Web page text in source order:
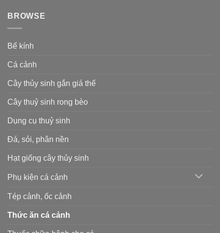
BROWSE
Bể kính
Cá cảnh
Cây thủy sinh gắn giá thể
Cây thuỷ sinh rong bèo
Dụng cụ thuỷ sinh
Đá, sỏi, phân nền
Hạt giống cây thủy sinh
Phụ kiện cá cảnh
Tép cảnh, ốc cảnh
Thức ăn cá cảnh